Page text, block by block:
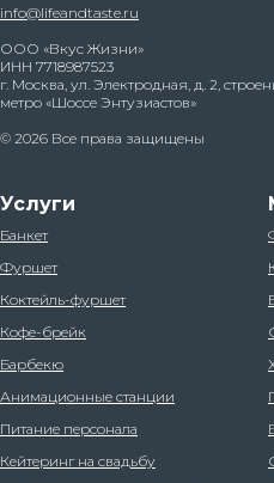
info@lifeandtaste.ru
ООО «Вкус Жизни»
ИНН 7718987523
г. Москва, ул. Электродная, д. 2,
метро «Шоссе Энтузиастов»
© 2026 Все права защищены
Услуги
Банкет
Фуршет
Коктейль-фуршет
Кофе-брейк
Барбекю
Анимационные станции
Питание персонала
Кейтеринг на свадьбу